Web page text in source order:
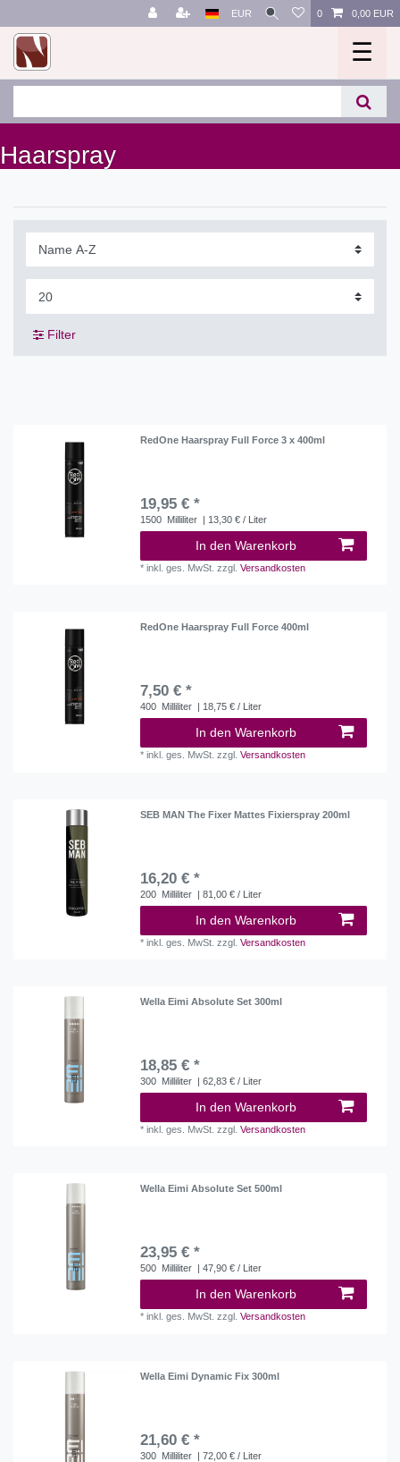
EUR 0 0,00 EUR
☰
Haarspray
Filter
RedOne Haarspray Full Force 3 x 400ml
19,95 € *
1500 Milliliter | 13,30 € / Liter
In den Warenkorb
*inkl. ges. MwSt. zzgl.Versandkosten
RedOne Haarspray Full Force 400ml
7,50 € *
400 Milliliter | 18,75 € / Liter
In den Warenkorb
*inkl. ges. MwSt. zzgl.Versandkosten
SEB MAN The Fixer Mattes Fixierspray 200ml
16,20 € *
200 Milliliter | 81,00 € / Liter
In den Warenkorb
*inkl. ges. MwSt. zzgl.Versandkosten
Wella Eimi Absolute Set 300ml
18,85 € *
300 Milliliter | 62,83 € / Liter
In den Warenkorb
*inkl. ges. MwSt. zzgl.Versandkosten
Wella Eimi Absolute Set 500ml
23,95 € *
500 Milliliter | 47,90 € / Liter
In den Warenkorb
*inkl. ges. MwSt. zzgl.Versandkosten
Wella Eimi Dynamic Fix 300ml
21,60 € *
300 Milliliter | 72,00 € / Liter